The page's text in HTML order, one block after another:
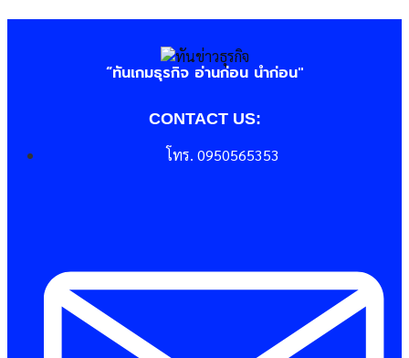
ที่ต้องพึ่งพาแหล่งทุนจำนวนมากเพื่อขยายกิจการ สินทรัพย์เสี่ยงถูกเทขาย
ทั่วกระดาน นอกจากหุ้นแล้ว สินทรัพย์อื่น ๆ ที่มีความเสี่ยงสูงอย่าง บิต
ไปด้วย สะท้อนภาพรวมตลาดที่เข้าสู่โหมด “หนีความเสี่ยง” อย่างชัดเจน
สูงขึ้นเหนือระดับ 15 จุด […]
“ทันเกมธุรกิจ อ่านก่อน นำก่อน"
CONTACT US:
โทร. 0950565353